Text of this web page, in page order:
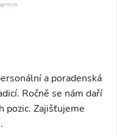
a poradenská
Ročně se nám daří
pozic. Zajišťujeme